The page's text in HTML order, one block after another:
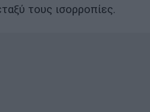
τους ισορροπίες.